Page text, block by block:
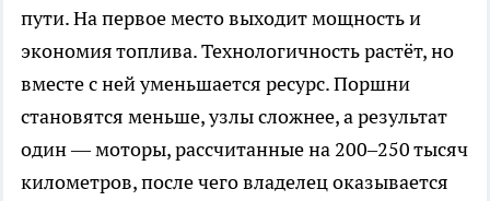
пути. На первое место выходит мощность и
экономия топлива. Технологичность растёт, но
вместе с ней уменьшается ресурс. Поршни
становятся меньше, узлы сложнее, а результат
один — моторы, рассчитанные на 200–250 тысяч
километров, после чего владелец оказывается